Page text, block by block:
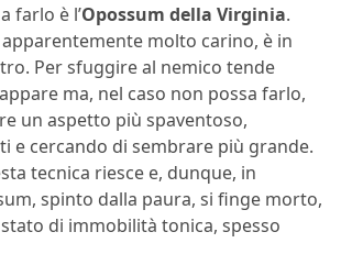
farlo è l’Opossum della Virginia.
molto carino, è in
Per sfuggire al nemico tende
ma, nel caso non possa farlo,
un aspetto più spaventoso,
e cercando di sembrare più grande.
tecnica riesce e, dunque, in
spinto dalla paura, si finge morto,
di immobilità tonica, spesso